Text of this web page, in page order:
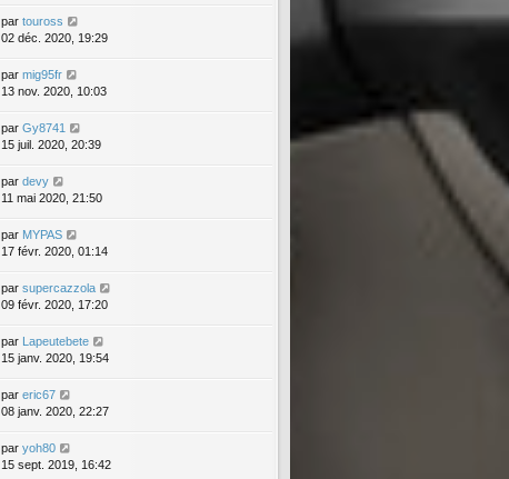
par touross
02 déc. 2020, 19:29
par mig95fr
13 nov. 2020, 10:03
par Gy8741
15 juil. 2020, 20:39
par devy
11 mai 2020, 21:50
par MYPAS
17 févr. 2020, 01:14
par supercazzola
09 févr. 2020, 17:20
par Lapeutebete
15 janv. 2020, 19:54
par eric67
08 janv. 2020, 22:27
par yoh80
15 sept. 2019, 16:42